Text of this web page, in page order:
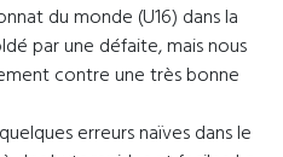
du monde (U16) dans la
par une défaite, mais nous
contre une très bonne
erreurs naïves dans le